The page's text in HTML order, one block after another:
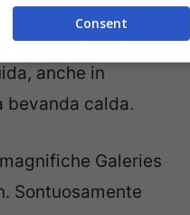
vi porterà in giro per
de Paris,
anche in
bevanda calda.
Galeries
Sontuosamente
Consent